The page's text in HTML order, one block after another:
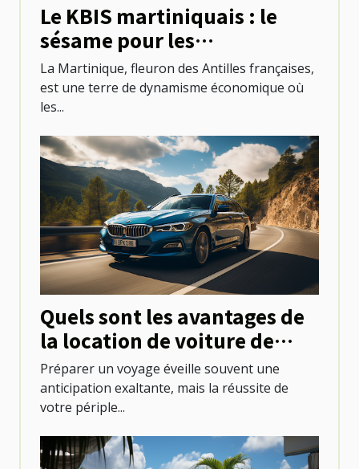
Le KBIS martiniquais : le
sésame pour les
professionnels locaux
La Martinique, fleuron des Antilles françaises,
est une terre de dynamisme économique où
les...
Quels sont les avantages de
la location de voiture de
tourisme pour explorer une
destination ?
Préparer un voyage éveille souvent une
anticipation exaltante, mais la réussite de
votre périple...